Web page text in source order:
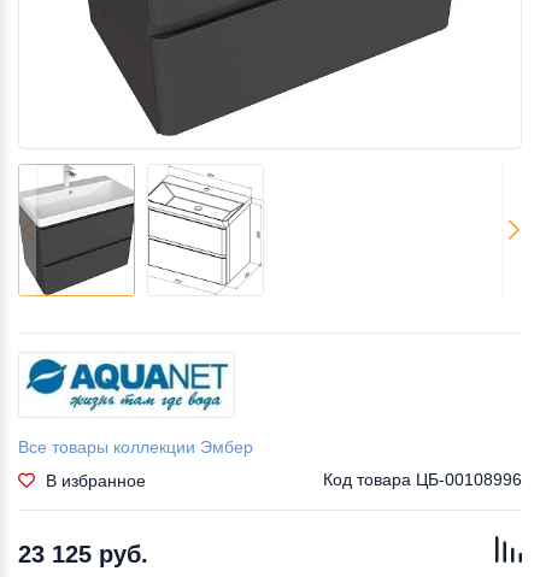
Все товары коллекции Эмбер
В избранное
Код товара ЦБ-00108996
23 125 руб.